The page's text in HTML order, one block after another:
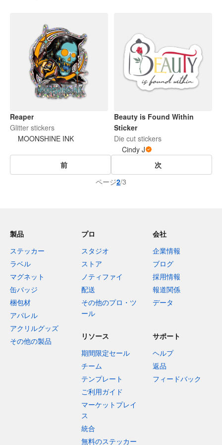
Reaper
Glitter stickers
MOONSHINE INK
Beauty is Found Within
Sticker
Die cut stickers
Cindy J
前
次
ページ2/3
製品
ステッカー
ラベル
マグネット
缶バッジ
梱包材
アパレル
アクリルグッズ
その他の製品
プロ
スタジオ
ストア
ノティファイ
配送
その他のプロ・ツ
ール
会社
企業情報
ブログ
採用情報
報道関係
データ
リソース
期間限定セール
チーム
テンプレート
ご利用ガイド
マーケットプレイ
ス
統合
無料のステッカー
サポート
ヘルプ
返品
フィードバック